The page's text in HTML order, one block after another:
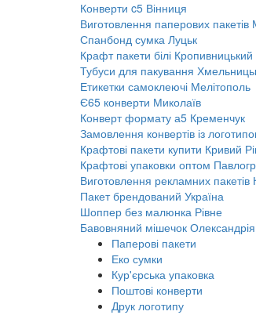
Конверти c5 Вінниця
Виготовлення паперових пакетів
Спанбонд сумка Луцьк
Крафт пакети білі Кропивницький
Тубуси для пакування
Етикетки самоклеючі Мелітополь
Є65 конверти Миколаїв
Конверт формату а5 Кременчук
Замовлення конвертів із
Крафтові пакети купити Кривий
Крафтові упаковки оптом
Виготовлення рекламних пакетів
Пакет брендований Україна
Шоппер без малюнка Рівне
Бавовняний мішечок Олександрія
Паперові пакети
Еко сумки
Кур'єрська упаковка
Поштові конверти
Друк логотипу